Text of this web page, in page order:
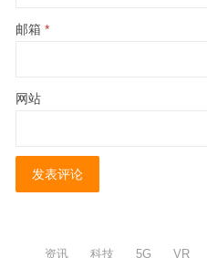
邮箱 *
网站
资讯 科技 5G VR